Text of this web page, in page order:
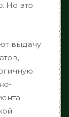
Но это
выдачу